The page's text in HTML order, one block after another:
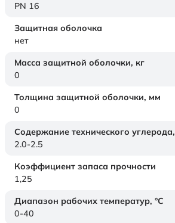
PN 16
Защитная оболочка
нет
Масса защитной оболочки, кг
0
Толщина защитной оболочки, мм
0
Содержание технического углерода,
2.0-2.5
Коэффициент запаса прочности
1,25
Диапазон рабочих температур, °C
0-40